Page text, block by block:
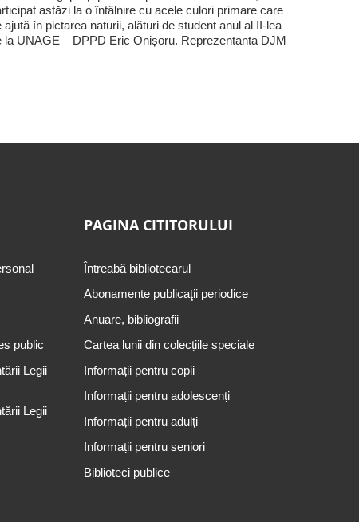
astăzi la o întâlnire cu acele culori primare care
ajută în pictarea naturii, alături de student anul al II-lea
la UNAGE – DPPD Eric Onișoru. Reprezentanta DJM
public
Legii
Legii
PAGINA CITITORULUI
Întreabă bibliotecarul
Abonamente publicaţii periodice
Anuare, bibliografii
Cartea lunii din colecțiile speciale
Informații pentru copii
Informații pentru adolescenți
Informații pentru adulți
Informații pentru seniori
Biblioteci publice